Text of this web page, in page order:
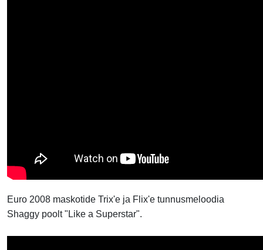
Euro 2008 maskotide Trix'e ja Flix'e tunnusmeloodia
Shaggy poolt "Like a Superstar".